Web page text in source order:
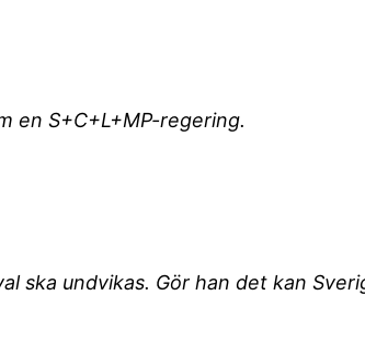
en S+C+L+MP-regering.
ska undvikas. Gör han det kan